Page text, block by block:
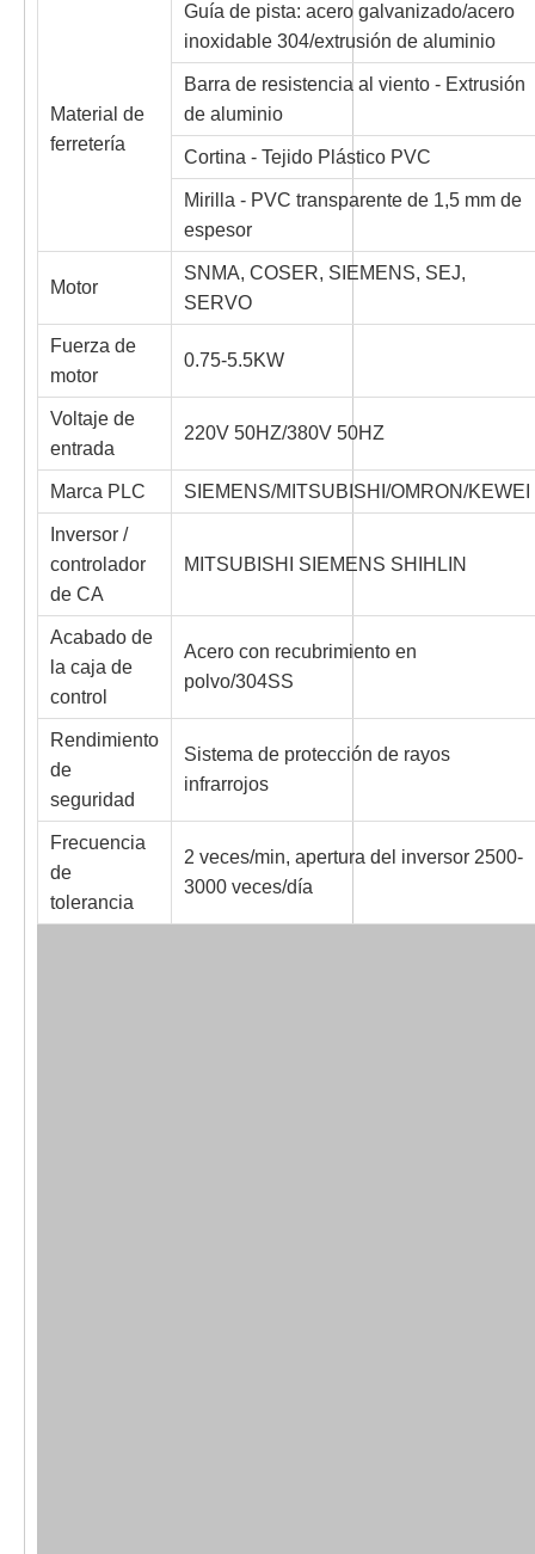
Material de
ferretería
Guía de pista: acero galvanizado/acero
inoxidable 304/extrusión de aluminio
Barra de resistencia al viento - Extrusión
de aluminio
Cortina - Tejido Plástico PVC
Mirilla - PVC transparente de 1,5 mm de
espesor
Motor
SNMA, COSER, SIEMENS, SEJ,
SERVO
Fuerza de
motor
0.75-5.5KW
Voltaje de
entrada
220V 50HZ/380V 50HZ
Marca PLC SIEMENS/MITSUBISHI/OMRON/KEWEI
Inversor /
controlador
de CA
MITSUBISHI SIEMENS SHIHLIN
Acabado de
la caja de
control
Acero con recubrimiento en
polvo/304SS
Rendimiento
de
seguridad
Sistema de protección de rayos
infrarrojos
Frecuencia
de
tolerancia
2 veces/min, apertura del inversor 2500-
3000 veces/día